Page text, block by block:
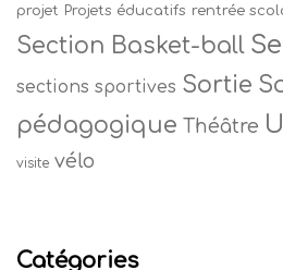
projet Projets éducatifs rentrée
Section Basket-ball
sections sportives Sortie
pédagogique Théâtre
visite vélo
Catégories